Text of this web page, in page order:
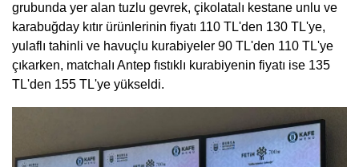
grubunda yer alan tuzlu gevrek, çikolatalı kestane unlu ve
karabuğday kıtır ürünlerinin fiyatı 110 TL'den 130 TL'ye,
yulaflı tahinli ve havuçlu kurabiyeler 90 TL'den 110 TL'ye
çıkarken, matchalı Antep fıstıklı kurabiyenin fiyatı ise 135
TL'den 155 TL'ye yükseldi.